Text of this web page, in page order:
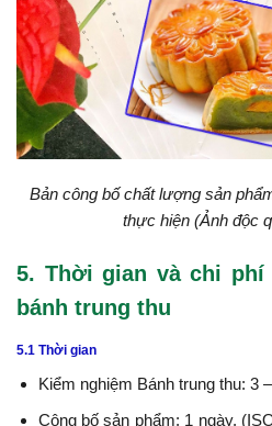
Bản công bố chất lượng sản
thực hiện (Ảnh độc
5. Thời gian và chi phí
bánh trung thu
5.1 Thời gian
Kiểm nghiệm Bánh trung thu: 3
Công bố sản phẩm: 1 ngày.